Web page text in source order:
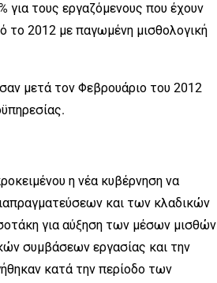
για τους εργαζόμενους που έχουν
το 2012 με παγωμένη μισθολογική
μετά τον Φεβρουάριο του 2012
η νέα κυβέρνηση να
και των κλαδικών
για αύξηση των μέσων μισθών
συμβάσεων εργασίας και την
κατά την περίοδο των